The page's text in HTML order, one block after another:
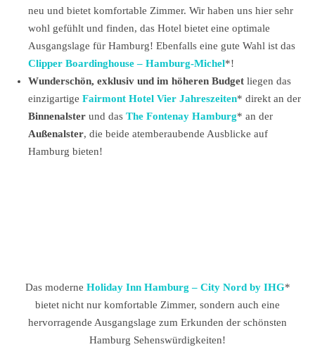
neu und bietet komfortable Zimmer. Wir haben uns hier sehr
wohl gefühlt und finden, das Hotel bietet eine optimale
Ausgangslage für Hamburg! Ebenfalls eine gute Wahl ist das
Clipper Boardinghouse – Hamburg-Michel*!
Wunderschön, exklusiv und im höheren Budget liegen das
einzigartige Fairmont Hotel Vier Jahreszeiten* direkt an der
Binnenalster und das The Fontenay Hamburg* an der
Außenalster, die beide atemberaubende Ausblicke auf
Hamburg bieten!
Das moderne Holiday Inn Hamburg – City Nord by IHG*
bietet nicht nur komfortable Zimmer, sondern auch eine
hervorragende Ausgangslage zum Erkunden der schönsten
Hamburg Sehenswürdigkeiten!